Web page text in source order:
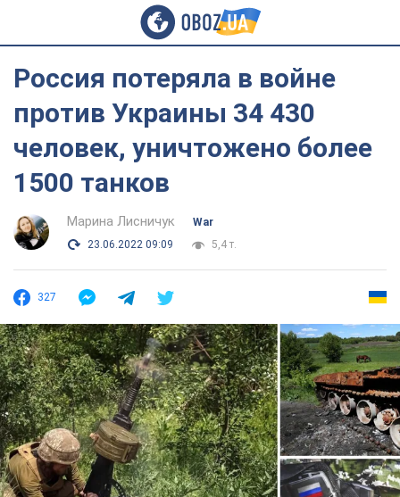
Россия потеряла в войне
против Украины 34 430
человек, уничтожено более
1500 танков
Марина Лисничук
War
23.06.2022 09:09
5,4 т.
327